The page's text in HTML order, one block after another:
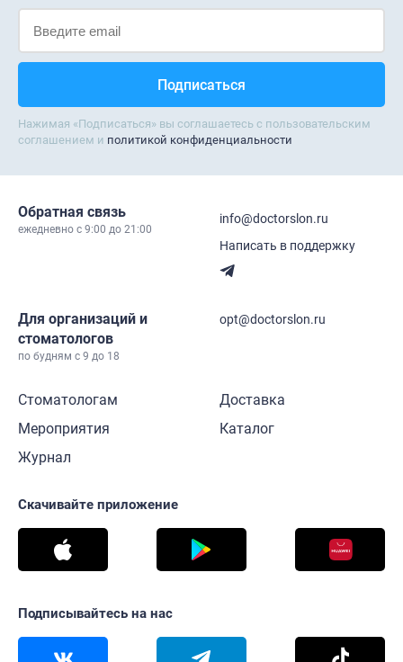
Нажимая «Подписаться» вы соглашаетесь с пользовательским
соглашением и политикой конфиденциальности
Обратная связь
ежедневно c 9:00 до 21:00
info@doctorslon.ru
Написать в поддержку
Для организаций и
стоматологов
по будням с 9 до 18
opt@doctorslon.ru
Стоматологам
Мероприятия
Журнал
Доставка
Каталог
Скачивайте приложение
Подписывайтесь на нас